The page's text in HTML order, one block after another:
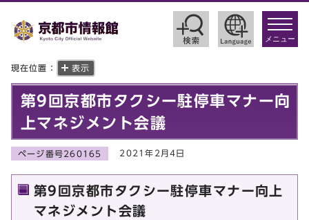
toggle
メニュー
現在位置： 表示
第9回京都市タクシー駐停車マナー向
上マネジメント会議
ページ番号260165 2021年2月4日
第9回京都市タクシー駐停車マナー向上
マネジメント会議